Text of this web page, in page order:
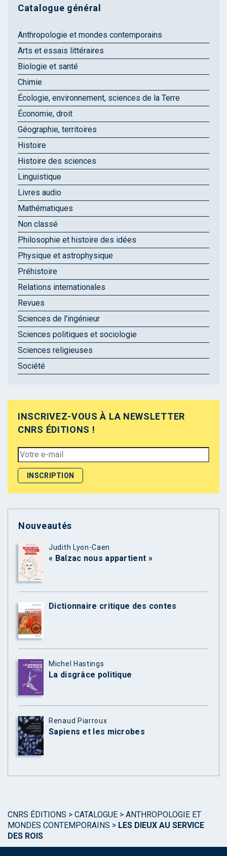
Catalogue général
Anthropologie et mondes contemporains
Arts et essais littéraires
Biologie et santé
Chimie
Écologie, environnement, sciences de la Terre
Économie, droit
Géographie, territoires
Histoire
Histoire des sciences
Linguistique
Livres audio
Mathématiques
Non classé
Philosophie et histoire des idées
Physique et astrophysique
Préhistoire
Relations internationales
Revues
Sciences de l'ingénieur
Sciences politiques et sociologie
Sciences religieuses
Société
INSCRIVEZ-VOUS À LA NEWSLETTER
CNRS ÉDITIONS !
Nouveautés
Judith Lyon-Caen
« Balzac nous appartient »
Dictionnaire critique des contes
Michel Hastings
La disgrâce politique
Renaud Piarroux
Sapiens et les microbes
CNRS ÉDITIONS > CATALOGUE > ANTHROPOLOGIE ET
MONDES CONTEMPORAINS > LES DIEUX AU SERVICE
DES ROIS